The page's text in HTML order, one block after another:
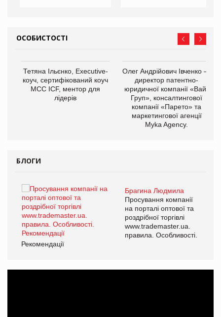
ОСОБИСТОСТІ
Тетяна Ільєнко, Executive-
коуч, сертифікований коуч
МСС ICF, ментор для
лідерів
Олег Андрійович Івченко —
директор патентно-
юридичної компанії «Вайз
Груп», консалтингової
компанії «Парето» та
маркетингової агенції
Myka Agency.
БЛОГИ
Брагина Людмила
Просування компанії
на порталі оптової та
роздрібної торгівлі
www.trademaster.ua.
правила. Особливості.
Рекомендації